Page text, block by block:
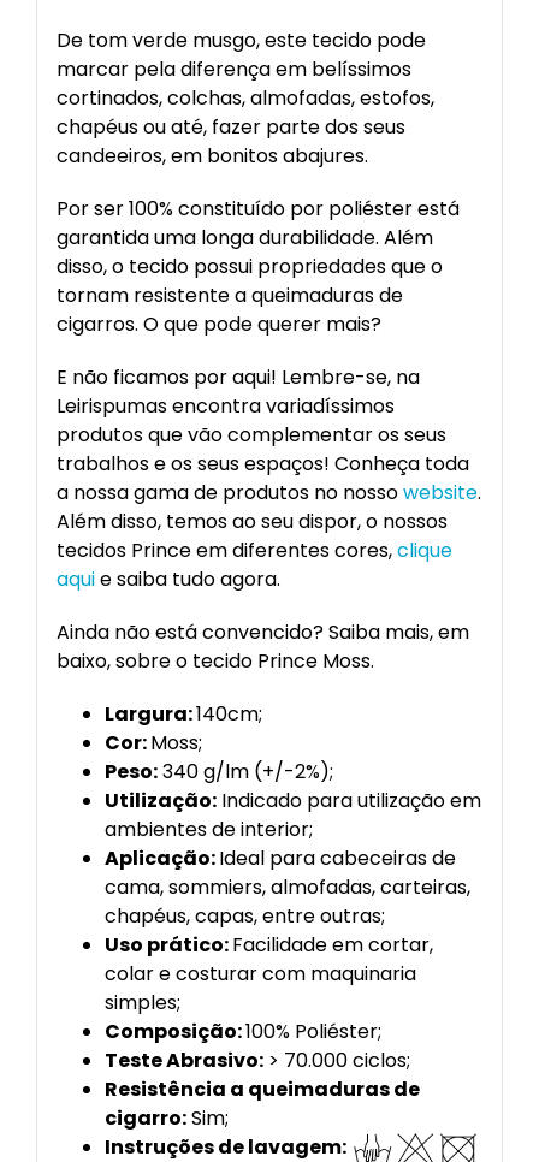
De tom verde musgo, este tecido pode
marcar pela diferença em belíssimos
cortinados, colchas, almofadas, estofos,
chapéus ou até, fazer parte dos seus
candeeiros, em bonitos abajures.
Por ser 100% constituído por poliéster está
garantida uma longa durabilidade. Além
disso, o tecido possui propriedades que o
tornam resistente a queimaduras de
cigarros. O que pode querer mais?
E não ficamos por aqui! Lembre-se, na
Leirispumas encontra variadíssimos
produtos que vão complementar os seus
trabalhos e os seus espaços! Conheça toda
a nossa gama de produtos no nossowebsite.
Além disso, temos ao seu dispor, o nossos
tecidos Prince em diferentes cores,clique
aquie saiba tudo agora.
Ainda não está convencido? Saiba mais, em
baixo, sobre o tecido Prince Moss.
Largura:140cm;
Cor:Moss;
Peso:340 g/lm (+/-2%);
Utilização:Indicado para utilização em
ambientes de interior;
Aplicação:Ideal para cabeceiras de
cama, sommiers, almofadas, carteiras,
chapéus, capas, entre outras;
Uso prático:Facilidade em cortar,
colar e costurar com maquinaria
simples;
Composição:100% Poliéster;
Teste Abrasivo:> 70.000 ciclos;
Resistência a queimaduras de
cigarro:Sim;
Instruções de lavagem: